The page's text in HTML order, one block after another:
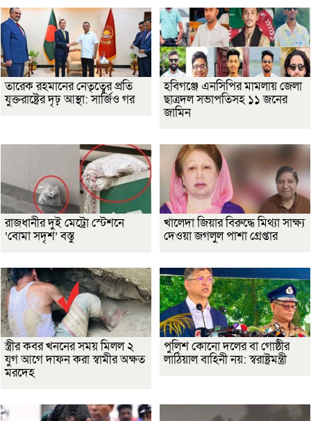
তারেক রহমানের নেতৃত্বের প্রতি
যুক্তরাষ্ট্রের দৃঢ় আস্থা: সার্জিও গর
হবিগঞ্জে এনসিপির মামলায় জেলা
ছাত্রদল সভাপতিসহ ১১ জনের
জামিন
রাজধানীর দুই মেট্রো স্টেশনে
‘বোমা সদৃশ’ বস্তু
খালেদা জিয়ার বিরুদ্ধে মিথ্যা সাক্ষ্য
দেওয়া জগলুল পাশা গ্রেপ্তার
স্ত্রীর কবর খননের সময় মিলল ২
যুগ আগে দাফন করা স্বামীর অক্ষত
মরদেহ
পুলিশ কোনো দলের বা গোষ্ঠীর
লাঠিয়াল বাহিনী নয়: স্বরাষ্ট্রমন্ত্রী